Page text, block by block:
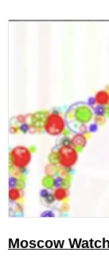
Moscow